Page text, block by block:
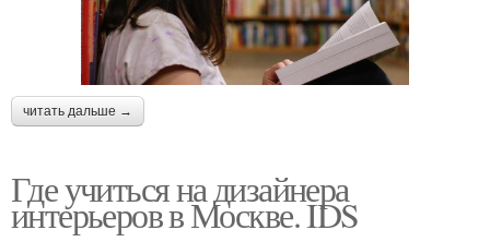
читать дальше →
Где учиться на дизайнера
интерьеров в Москве. IDS